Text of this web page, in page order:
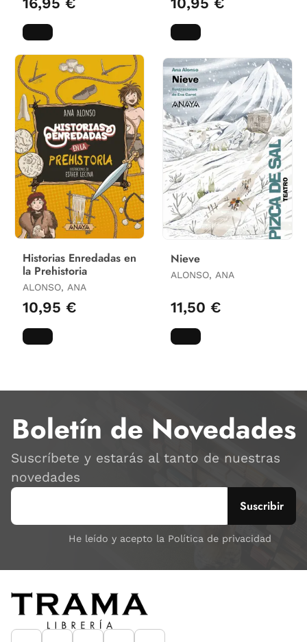
Historias Enredadas en
la Prehistoria
ALONSO, ANA
10,95 €
Nieve
ALONSO, ANA
11,50 €
Boletín de Novedades
Suscríbete y estarás al tanto de nuestras
novedades
He leído y acepto la Política de privacidad